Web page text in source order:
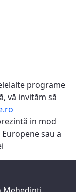
programe
vă invităm să
in mod
sau a